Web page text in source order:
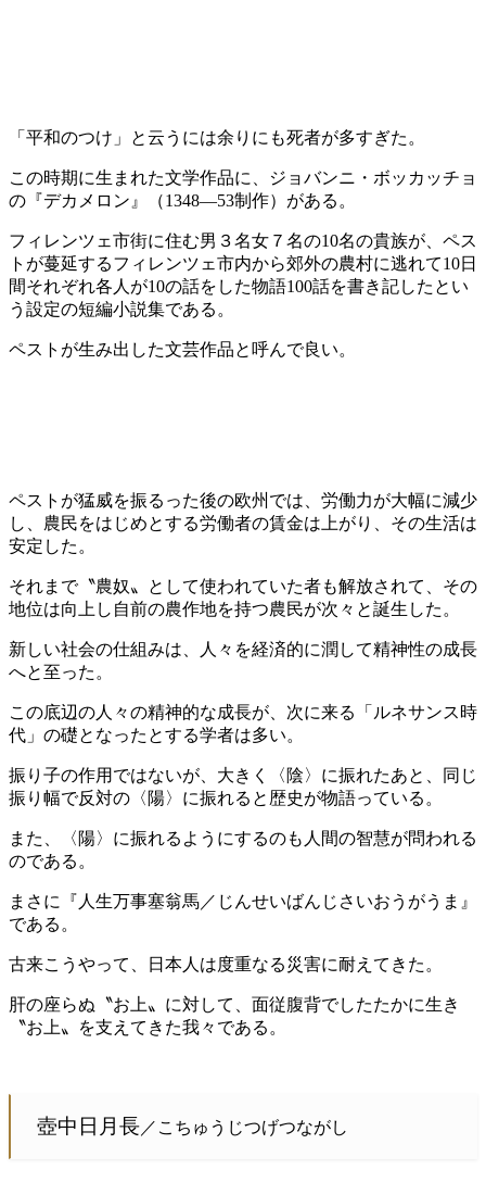
「平和のつけ」と云うには余りにも死者が多すぎた。
この時期に生まれた文学作品に、ジョバンニ・ボッカッチョ
の『デカメロン』（1348—53制作）がある。
フィレンツェ市街に住む男３名女７名の10名の貴族が、ペス
トが蔓延するフィレンツェ市内から郊外の農村に逃れて10日
間それぞれ各人が10の話をした物語100話を書き記したとい
う設定の短編小説集である。
ペストが生み出した文芸作品と呼んで良い。
ペストが猛威を振るった後の欧州では、労働力が大幅に減少
し、農民をはじめとする労働者の賃金は上がり、その生活は
安定した。
それまで〝農奴〟として使われていた者も解放されて、その
地位は向上し自前の農作地を持つ農民が次々と誕生した。
新しい社会の仕組みは、人々を経済的に潤して精神性の成長
へと至った。
この底辺の人々の精神的な成長が、次に来る「ルネサンス時
代」の礎となったとする学者は多い。
振り子の作用ではないが、大きく〈陰〉に振れたあと、同じ
振り幅で反対の〈陽〉に振れると歴史が物語っている。
また、〈陽〉に振れるようにするのも人間の智慧が問われる
のである。
まさに『人生万事塞翁馬／じんせいばんじさいおうがうま』
である。
古来こうやって、日本人は度重なる災害に耐えてきた。
肝の座らぬ〝お上〟に対して、面従腹背でしたたかに生き
〝お上〟を支えてきた我々である。
壺中日月長／こちゅうじつげつながし